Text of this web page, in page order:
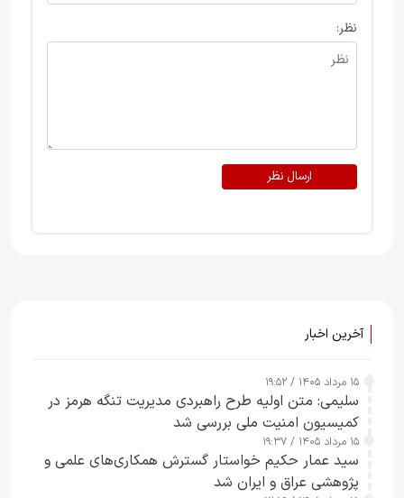
نظر:
ارسال نظر
آخرین اخبار
۱۵ مرداد ۱۴۰۵ / ۱۹:۵۲
سلیمی: متن اولیه طرح راهبردی مدیریت تنگه هرمز در
کمیسیون امنیت ملی بررسی شد
۱۵ مرداد ۱۴۰۵ / ۱۹:۳۷
سید عمار حکیم خواستار گسترش همکاری‌های علمی و
پژوهشی عراق و ایران شد